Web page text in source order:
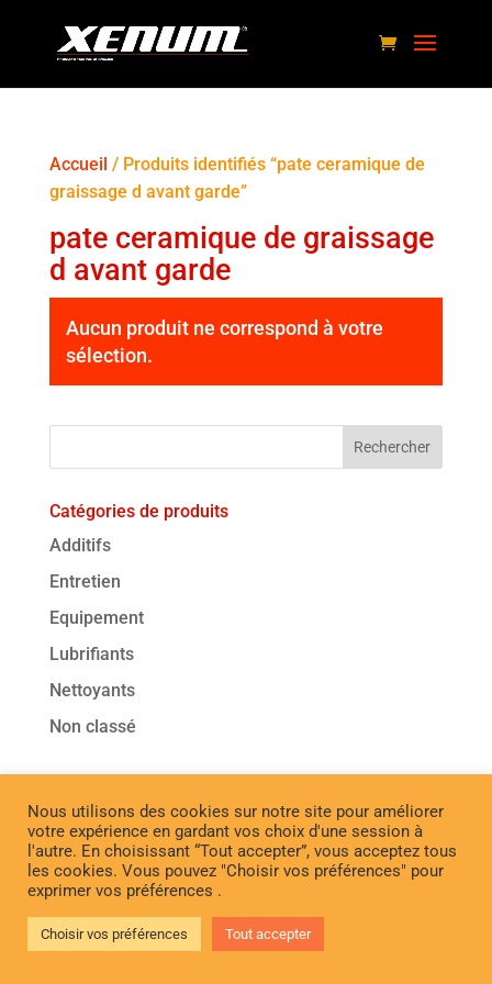
Accueil / Produits identifiés “pate ceramique de
graissage d avant garde”
pate ceramique de graissage
d avant garde
Aucun produit ne correspond à votre
sélection.
Catégories de produits
Additifs
Entretien
Equipement
Lubrifiants
Nettoyants
Non classé
Nous utilisons des cookies sur notre site pour améliorer
votre expérience en gardant vos choix d'une session à
l'autre. En choisissant “Tout accepter”, vous acceptez tous
les cookies. Vous pouvez "Choisir vos préférences" pour
exprimer vos préférences .
Choisir vos préférences Tout accepter